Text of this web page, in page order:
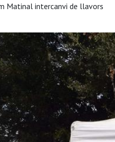
Matinal intercanvi de llavors